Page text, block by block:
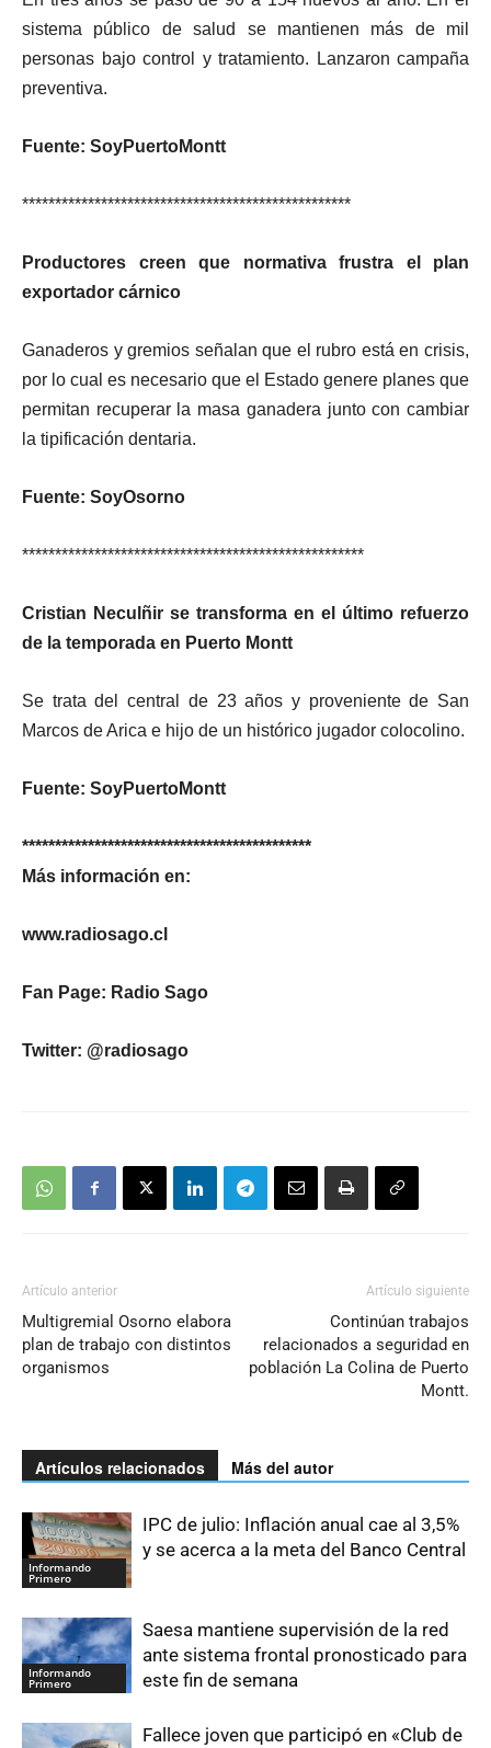
sistema público de salud se mantienen más de mil
personas bajo control y tratamiento. Lanzaron campaña
preventiva.
Fuente: SoyPuertoMontt
**************************************************
Productores creen que normativa frustra el plan
exportador cárnico
Ganaderos y gremios señalan que el rubro está en crisis,
por lo cual es necesario que el Estado genere planes que
permitan recuperar la masa ganadera junto con cambiar
la tipificación dentaria.
Fuente: SoyOsorno
****************************************************
Cristian Neculñir se transforma en el último refuerzo
de la temporada en Puerto Montt
Se trata del central de 23 años y proveniente de San
Marcos de Arica e hijo de un histórico jugador colocolino.
Fuente: SoyPuertoMontt
********************************************
Más información en:
www.radiosago.cl
Fan Page: Radio Sago
Twitter: @radiosago
Artículo anterior
Multigremial Osorno elabora
plan de trabajo con distintos
organismos
Artículo siguiente
Continúan trabajos
relacionados a seguridad en
población La Colina de Puerto
Montt.
Artículos relacionados Más del autor
Informando
Primero
IPC de julio: Inflación anual cae al 3,5%
y se acerca a la meta del Banco Central
Informando
Primero
Saesa mantiene supervisión de la red
ante sistema frontal pronosticado para
este fin de semana
Fallece joven que participó en «Club de